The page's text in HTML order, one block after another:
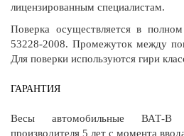
лицензированным специалистам.
Поверка осуществляется в
53228-2008. Промежуток между
Для поверки используются гири
ГАРАНТИЯ
Весы автомобильные ВАТ-В
производителя 5 лет с момента